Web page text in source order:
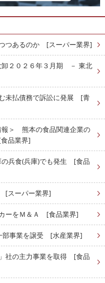
つあるのか [スーパー業界]
卸２０２６年３月期 － 東北
未払債務で訴訟に発展 [青
報＞ 熊本の食品関連企業の
品業界]
の兵食(兵庫)でも発生 [食品
[スーパー業界]
ーをＭ＆Ａ [食品業界]
部事業を譲受 [水産業界]
社の主力事業を取得 [食品